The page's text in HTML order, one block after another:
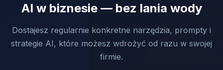
AI w biznesie — bez lania wody
Dostajesz regularnie konkretne narzędzia, prompty i
strategie AI, które możesz wdrożyć od razu w swojej
firmie.